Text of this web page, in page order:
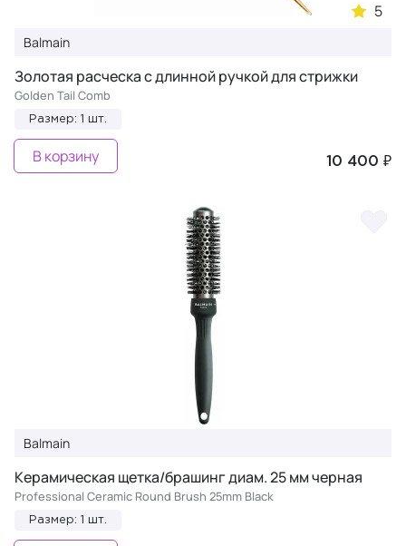
5
Balmain
Золотая расческа с длинной ручкой для стрижки
Golden Tail Comb
Размер: 1 шт.
10 400 ₽
В корзину
Balmain
Керамическая щетка/брашинг диам. 25 мм черная
Professional Ceramic Round Brush 25mm Black
Размер: 1 шт.